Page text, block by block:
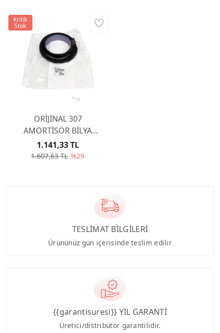
ORİJİNAL 307
AMORTİSÖR BİLYA
YATAĞI 503151
1.607,63 TL %29
1.141,33 TL
Kritik
Stok
TESLİMAT BİLGİLERİ
Ürününüz gün içerisinde teslim edilir
{{garantisuresi}} YIL GARANTİ
Üretici/distribütör garantilidir.